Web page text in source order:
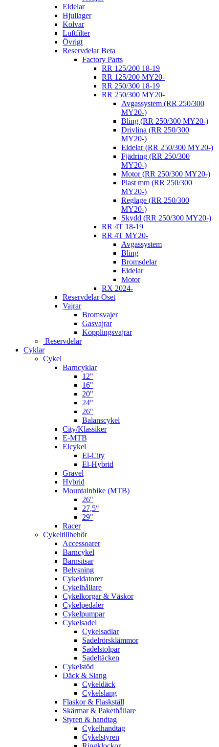
Eldelar
Hjullager
Kolvar
Luftfilter
Övrigt
Reservdelar Beta
Factory Parts
RR 125/200 18-19
RR 125/200 MY20-
RR 250/300 18-19
RR 250/300 MY20-
Avgassystem (RR 250/300
MY20-)
Bling (RR 250/300 MY20-)
Drivlina (RR 250/300
MY20-)
Eldelar (RR 250/300 MY20-)
Fjädring (RR 250/300
MY20-)
Motor (RR 250/300 MY20-)
Plast mm (RR 250/300
MY20-)
Reglage (RR 250/300
MY20-)
Skydd (RR 250/300 MY20-)
RR 4T 18-19
RR 4T MY20-
Avgassystem
Bling
Bromsdelar
Eldelar
Motor
RX 2024-
Reservdelar Oset
Vajrar
Bromsvajer
Gasvajrar
Kopplingsvajrar
Reservdelar
Cyklar
Cykel
Barncyklar
12"
16"
20"
24"
26"
Balanscykel
City/Klassiker
E-MTB
Elcykel
El-City
El-Hybrid
Gravel
Hybrid
Mountainbike (MTB)
26"
27,5"
29"
Racer
Cykeltillbehör
Accessoarer
Barncykel
Barnsitsar
Belysning
Cykeldatorer
Cykelhållare
Cykelkorgar & Väskor
Cykelpedaler
Cykelpumpar
Cykelsadel
Cykelsadlar
Sadelrörsklämmor
Sadelstolpar
Sadeltäcken
Cykelstöd
Däck & Slang
Cykeldäck
Cykelslang
Flaskor & Flaskställ
Skärmar & Pakethållare
Styren & handtag
Cykelhandtag
Cykelstyren